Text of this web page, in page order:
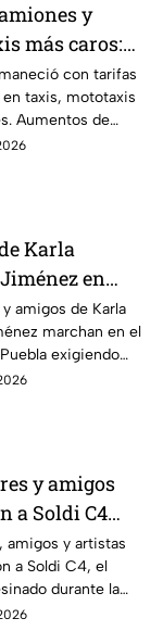
y
más caros:
eleva hasta
del
público
con tarifas
en taxis, mototaxis
Aumentos de
el bolsillo
Karla
en
violencia y
influencias
amigos de Karla
marchan en el
exigiendo
signos de
y amigos
a Soldi C4
en
amigos y artistas
a Soldi C4, el
durante la
un video musical